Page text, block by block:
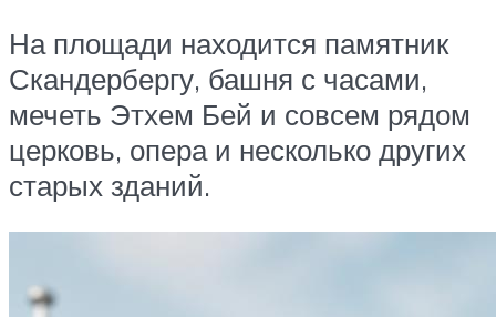
На площади находится памятник
Скандербергу, башня с часами,
мечеть Этхем Бей и совсем рядом
церковь, опера и несколько других
старых зданий.